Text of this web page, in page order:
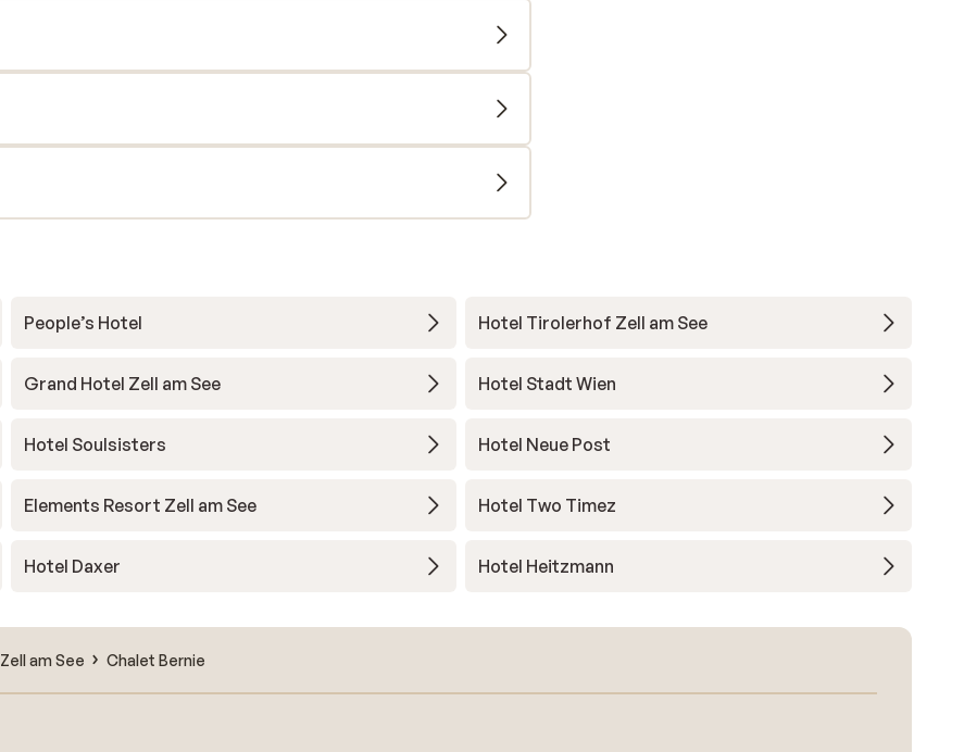
People’s Hotel Hotel Tirolerhof Zell am See
Grand Hotel Zell am See Hotel Stadt Wien
Hotel Soulsisters Hotel Neue Post
Elements Resort Zell am See Hotel Two Timez
Hotel Daxer Hotel Heitzmann
Zell am See Chalet Bernie